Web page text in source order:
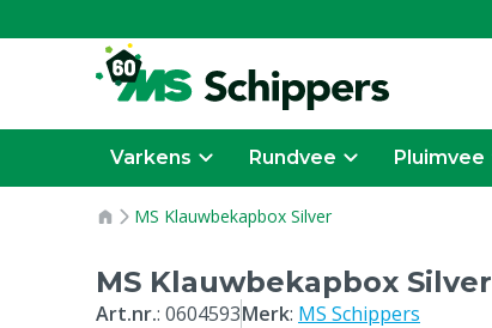
Varkens Rundvee Pluimvee
MS Klauwbekapbox Silver
MS Klauwbekapbox Silver
Art.nr.: 0604593Merk: MS Schippers